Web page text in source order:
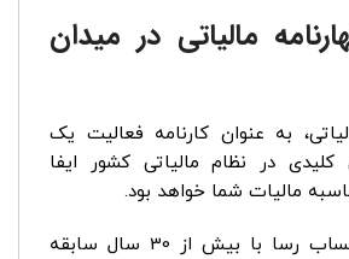
مالیاتی در میدان
به عنوان کارنامه فعالیت یک
در نظام مالیاتی کشور ایفا
مالیات شما خواهد بود.
موسسه اندیشه حساب رسا با بیش از 30 سال سابقه